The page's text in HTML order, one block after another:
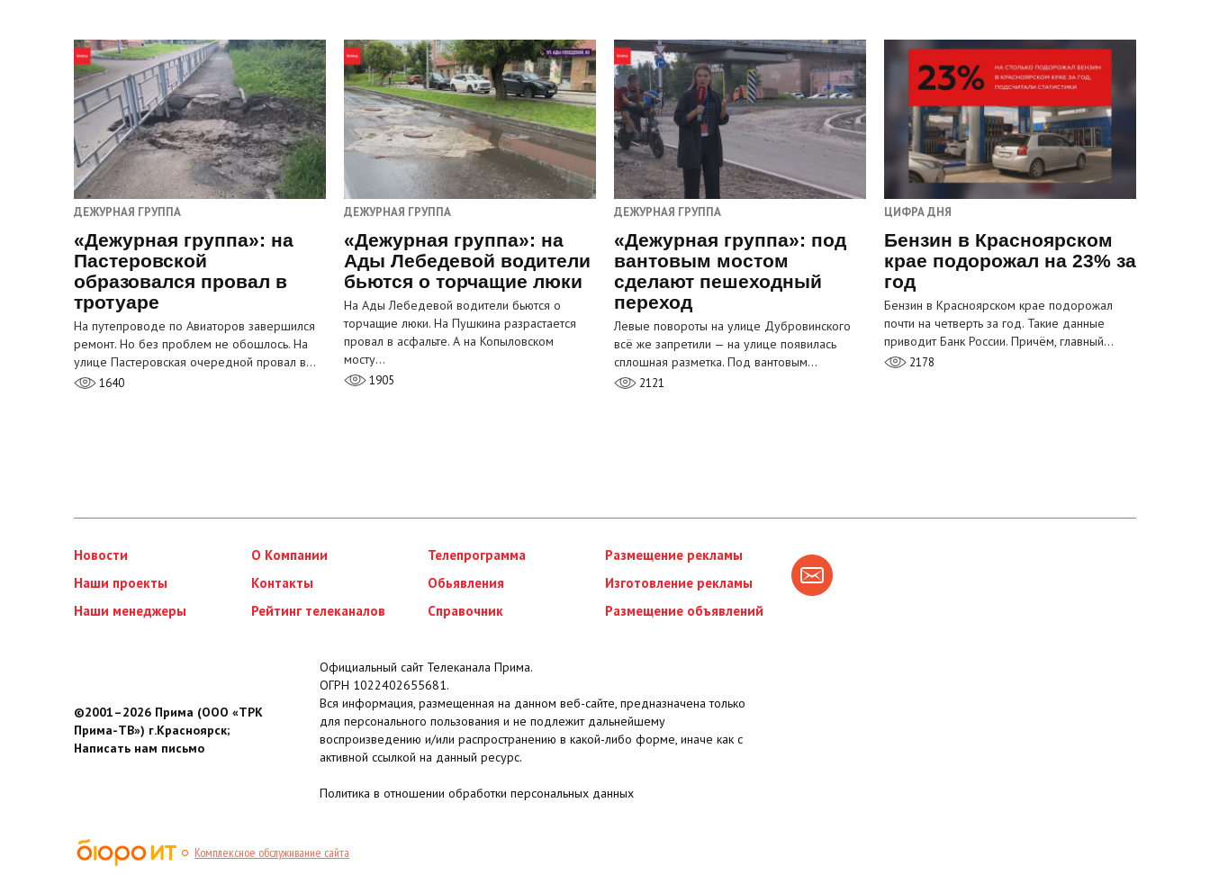
ДЕЖУРНАЯ ГРУППА
«Дежурная группа»: на
Пастеровской
образовался провал в
тротуаре
На путепроводе по Авиаторов завершился
ремонт. Но без проблем не обошлось. На
улице Пастеровская очередной провал в…
1640
ДЕЖУРНАЯ ГРУППА
«Дежурная группа»: на
Ады Лебедевой водители
бьются о торчащие люки
На Ады Лебедевой водители бьются о
торчащие люки. На Пушкина разрастается
провал в асфальте. А на Копыловском
мосту…
1905
ДЕЖУРНАЯ ГРУППА
«Дежурная группа»: под
вантовым мостом
сделают пешеходный
переход
Левые повороты на улице Дубровинского
всё же запретили — на улице появилась
сплошная разметка. Под вантовым…
2121
ЦИФРА ДНЯ
Бензин в Красноярском
крае подорожал на 23% за
год
Бензин в Красноярском крае подорожал
почти на четверть за год. Такие данные
приводит Банк России. Причём, главный…
2178
Новости
Наши проекты
Наши менеджеры
О Компании
Контакты
Рейтинг телеканалов
Телепрограмма
Обьявления
Справочник
Размещение рекламы
Изготовление рекламы
Размещение объявлений
©2001–2026 Прима (ООО «ТРК
Прима-ТВ») г.Красноярск;
Написать нам письмо
Официальный сайт Телеканала Прима.
ОГРН 1022402655681.
Вся информация, размещенная на данном веб-сайте, предназначена только
для персонального пользования и не подлежит дальнейшему
воспроизведению и/или распространению в какой-либо форме, иначе как с
активной ссылкой на данный ресурс.
Политика в отношении обработки персональных данных
Комплексное обслуживание сайта